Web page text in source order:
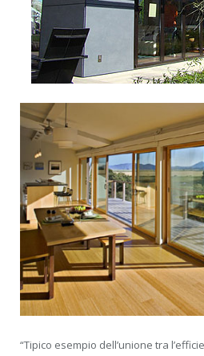
“Tipico esempio dell’unione tra